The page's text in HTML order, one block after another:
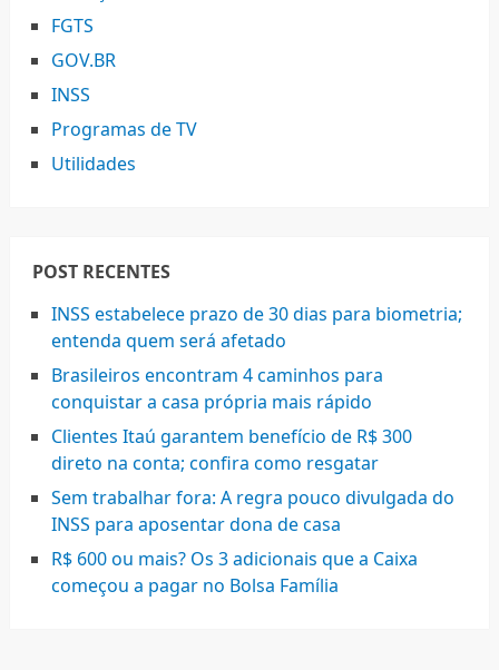
FGTS
GOV.BR
INSS
Programas de TV
Utilidades
POST RECENTES
INSS estabelece prazo de 30 dias para biometria;
entenda quem será afetado
Brasileiros encontram 4 caminhos para
conquistar a casa própria mais rápido
Clientes Itaú garantem benefício de R$ 300
direto na conta; confira como resgatar
Sem trabalhar fora: A regra pouco divulgada do
INSS para aposentar dona de casa
R$ 600 ou mais? Os 3 adicionais que a Caixa
começou a pagar no Bolsa Família